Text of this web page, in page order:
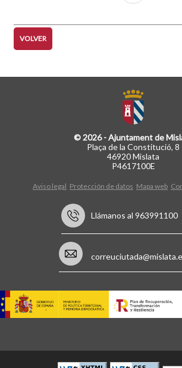
página
VOLVER
© 2026 - Ajuntament de
Plaça de la Constitució, 8
46920 Mislata
P4617100E
Aviso legal Protección de datos Mapa web
Llámanos al 963991100